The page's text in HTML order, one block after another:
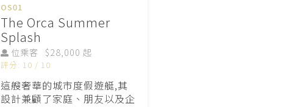
OS01
The Orca Summer
Splash
位乘客 $28,000 起
評分: 10 / 10
這艘奢華的城市度假遊艇,其
設計兼顧了家庭、朋友以及企